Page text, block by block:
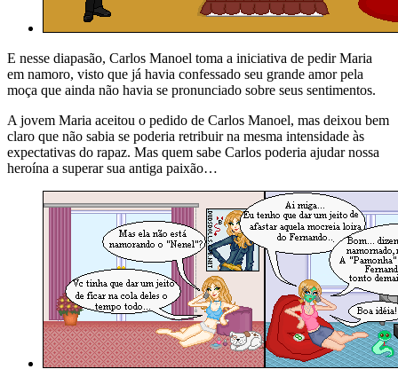
E nesse diapasão, Carlos Manoel toma a iniciativa de pedir Maria
em namoro, visto que já havia confessado seu grande amor pela
moça que ainda não havia se pronunciado sobre seus sentimentos.
A jovem Maria aceitou o pedido de Carlos Manoel, mas deixou bem
claro que não sabia se poderia retribuir na mesma intensidade às
expectativas do rapaz. Mas quem sabe Carlos poderia ajudar nossa
heroína a superar sua antiga paixão…